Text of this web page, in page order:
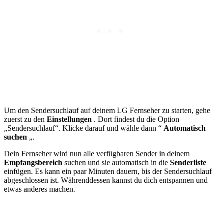
Um den Sendersuchlauf auf deinem LG Fernseher zu starten, gehe
zuerst zu den Einstellungen . Dort findest du die Option
„Sendersuchlauf“. Klicke darauf und wähle dann “ Automatisch
suchen „.
Dein Fernseher wird nun alle verfügbaren Sender in deinem
Empfangsbereich suchen und sie automatisch in die Senderliste
einfügen. Es kann ein paar Minuten dauern, bis der Sendersuchlauf
abgeschlossen ist. Währenddessen kannst du dich entspannen und
etwas anderes machen.